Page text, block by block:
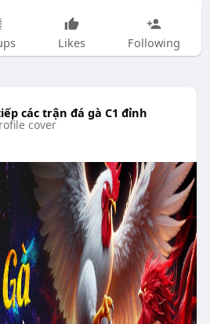
Likes Following
các trận đá gà C1 đỉnh
cover